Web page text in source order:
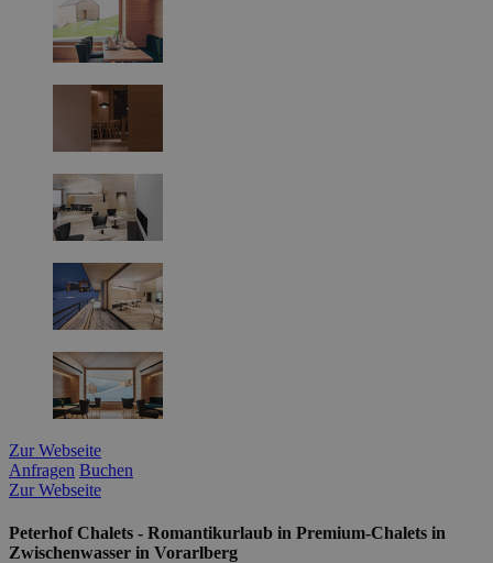
Zur Webseite
Anfragen Buchen
Zur Webseite
Peterhof Chalets - Romantikurlaub in Premium-Chalets in
Zwischenwasser in Vorarlberg